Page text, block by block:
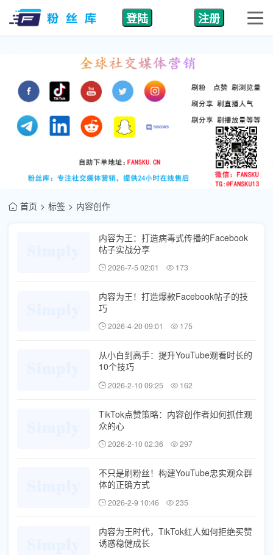
登陆 注册
首页 标签 内容创作
内容为王：打造病毒式传播的Facebook
帖子实战分享
2026-7-5 02:01 173
内容为王！打造爆款Facebook帖子的技
巧
2026-4-20 09:01 175
从小白到高手：提升YouTube观看时长的
10个技巧
2026-2-10 09:25 162
TikTok点赞策略：内容创作者如何抓住观
众的心
2026-2-10 02:36 297
不只是刷粉丝！构建YouTube忠实观众群
体的正确方式
2026-2-9 10:46 235
内容为王时代，TikTok红人如何拒绝买赞
诱惑稳健成长